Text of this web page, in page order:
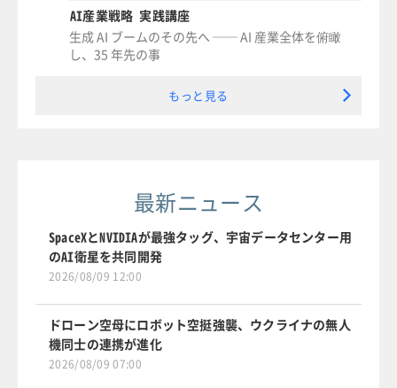
AI産業戦略 実践講座
生成 AI ブームのその先へ ── AI 産業全体を俯瞰
し、35 年先の事
もっと見る
最新ニュース
SpaceXとNVIDIAが最強タッグ、宇宙データセンター用
のAI衛星を共同開発
2026/08/09 12:00
ドローン空母にロボット空挺強襲、ウクライナの無人
機同士の連携が進化
2026/08/09 07:00